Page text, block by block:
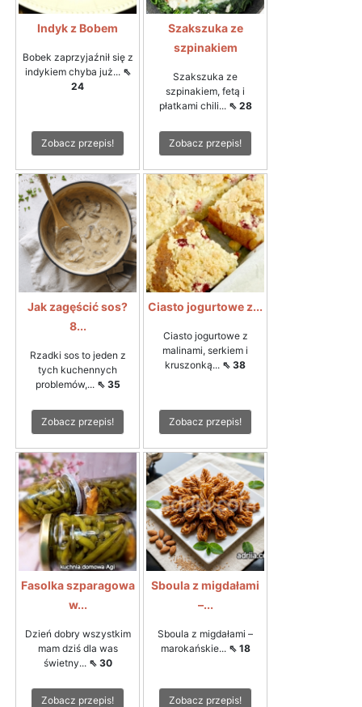
Indyk z Bobem
Bobek zaprzyjaźnił się z
indykiem chyba już... ⇖
24
Zobacz przepis!
Szakszuka ze
szpinakiem
Szakszuka ze
szpinakiem, fetą i
płatkami chili... ⇖ 28
Zobacz przepis!
Jak zagęścić sos?
8...
Rzadki sos to jeden z
tych kuchennych
problemów,... ⇖ 35
Zobacz przepis!
Ciasto jogurtowe z...
Ciasto jogurtowe z
malinami, serkiem i
kruszonką... ⇖ 38
Zobacz przepis!
Fasolka szparagowa
w...
Dzień dobry wszystkim
mam dziś dla was
świetny... ⇖ 30
Zobacz przepis!
Sboula z migdałami
–...
Sboula z migdałami –
marokańskie... ⇖ 18
Zobacz przepis!